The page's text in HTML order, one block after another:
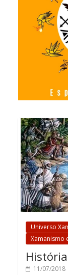
Universo
Xamanismo
11/07/2018